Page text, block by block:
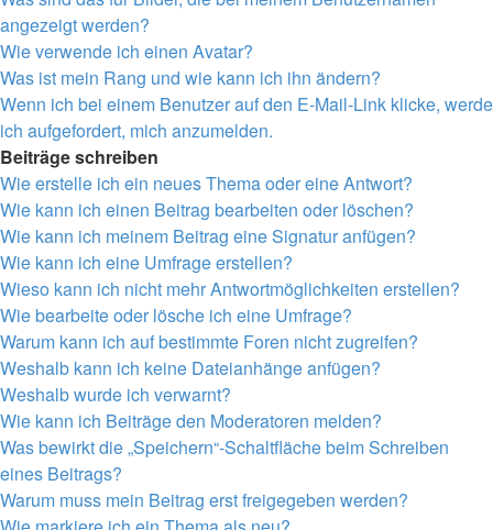
angezeigt werden?
Wie verwende ich einen Avatar?
Was ist mein Rang und wie kann ich ihn ändern?
Wenn ich bei einem Benutzer auf den E-Mail-Link klicke, werde
ich aufgefordert, mich anzumelden.
Beiträge schreiben
Wie erstelle ich ein neues Thema oder eine Antwort?
Wie kann ich einen Beitrag bearbeiten oder löschen?
Wie kann ich meinem Beitrag eine Signatur anfügen?
Wie kann ich eine Umfrage erstellen?
Wieso kann ich nicht mehr Antwortmöglichkeiten erstellen?
Wie bearbeite oder lösche ich eine Umfrage?
Warum kann ich auf bestimmte Foren nicht zugreifen?
Weshalb kann ich keine Dateianhänge anfügen?
Weshalb wurde ich verwarnt?
Wie kann ich Beiträge den Moderatoren melden?
Was bewirkt die „Speichern“-Schaltfläche beim Schreiben
eines Beitrags?
Warum muss mein Beitrag erst freigegeben werden?